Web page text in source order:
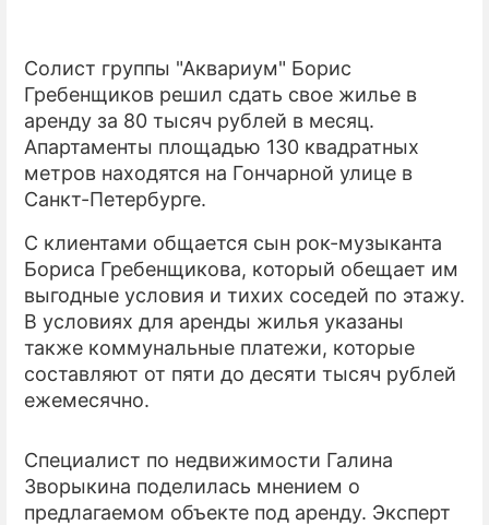
Солист группы "Аквариум" Борис
Гребенщиков решил сдать свое жилье в
аренду за 80 тысяч рублей в месяц.
Апартаменты площадью 130 квадратных
метров находятся на Гончарной улице в
Санкт-Петербурге.
С клиентами общается сын рок-музыканта
Бориса Гребенщикова, который обещает им
выгодные условия и тихих соседей по этажу.
В условиях для аренды жилья указаны
также коммунальные платежи, которые
составляют от пяти до десяти тысяч рублей
ежемесячно.
Специалист по недвижимости Галина
Зворыкина поделилась мнением о
предлагаемом объекте под аренду. Эксперт